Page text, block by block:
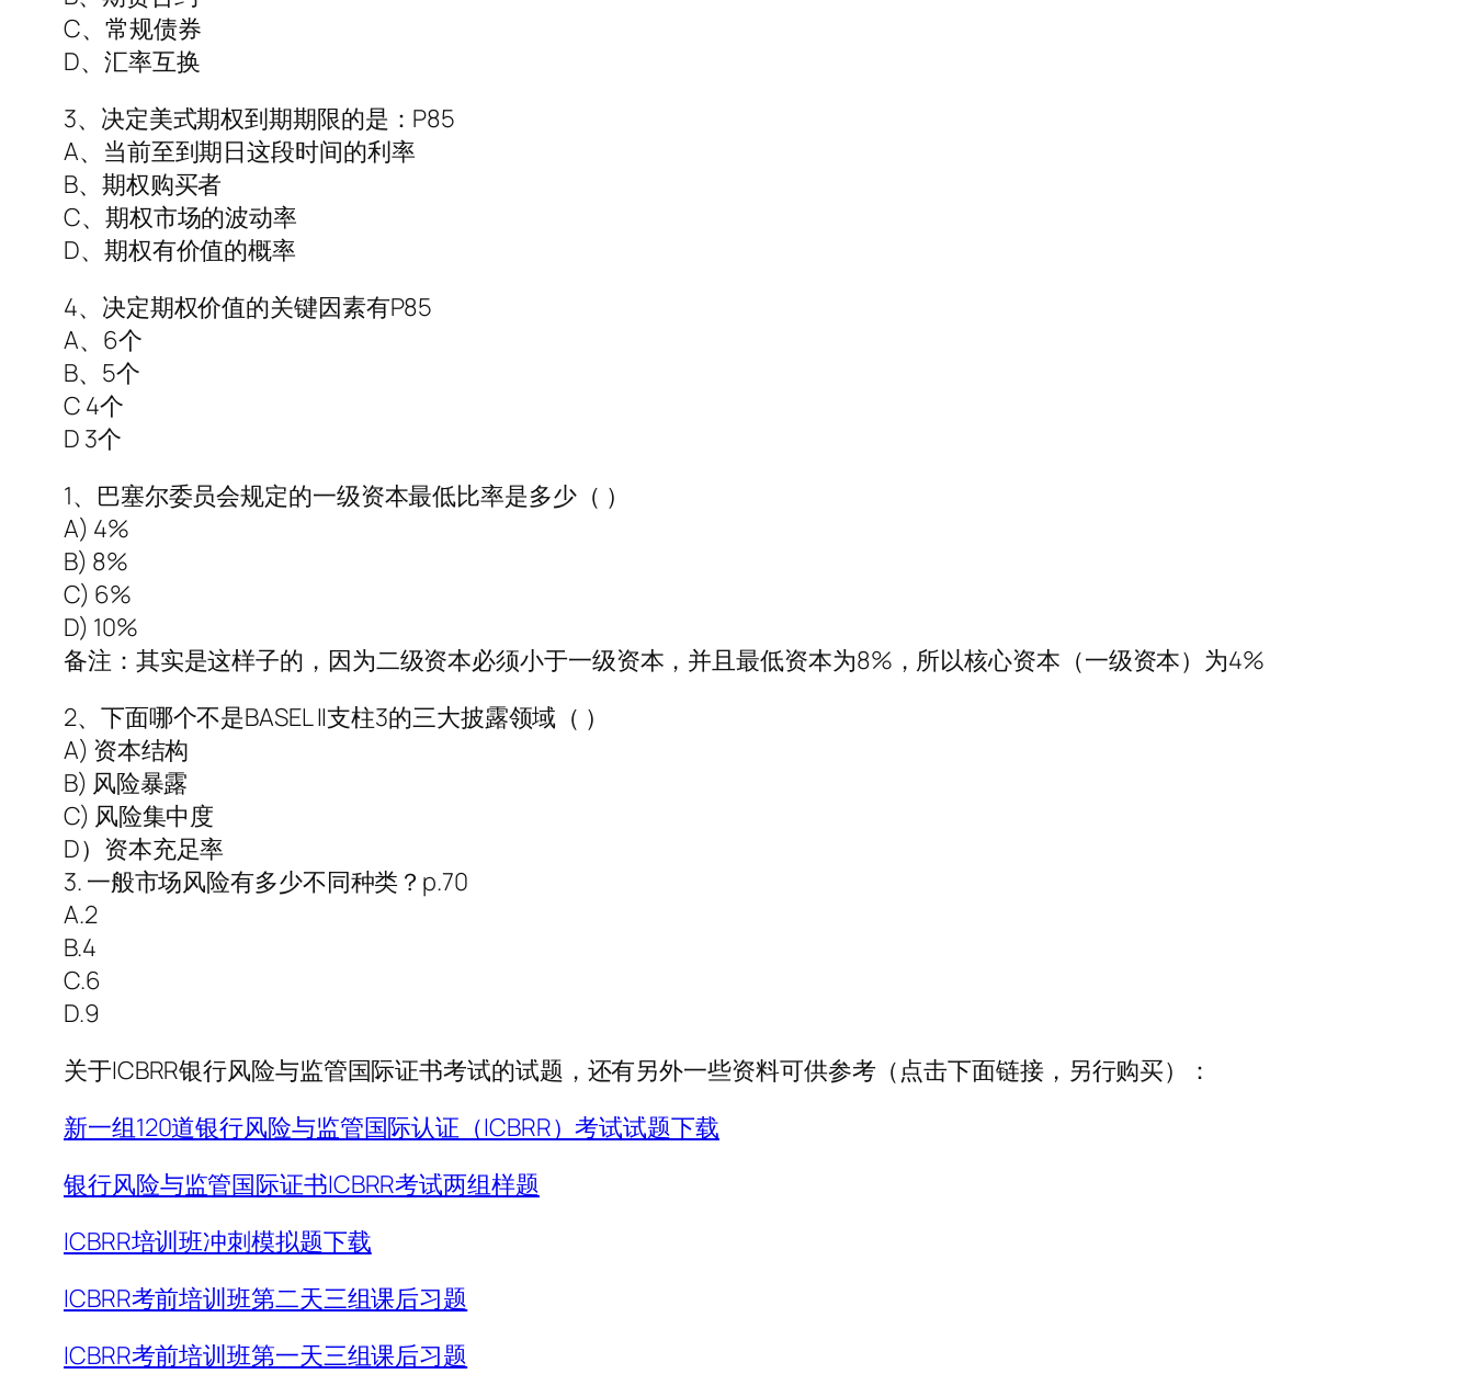
C、常规债券
D、汇率互换
3、决定美式期权到期期限的是：P85
A、当前至到期日这段时间的利率
B、期权购买者
C、期权市场的波动率
D、期权有价值的概率
4、决定期权价值的关键因素有P85
A、6个
B、5个
C 4个
D 3个
1、巴塞尔委员会规定的一级资本最低比率是多少（ ）
A) 4%
B) 8%
C) 6%
D) 10%
备注：其实是这样子的，因为二级资本必须小于一级资本，并且最低资本为8%，所以核心资本（一级资本）为4%
2、下面哪个不是BASEL II支柱3的三大披露领域（ ）
A) 资本结构
B) 风险暴露
C) 风险集中度
D）资本充足率
3. 一般市场风险有多少不同种类？p.70
A.2
B.4
C.6
D.9
关于ICBRR银行风险与监管国际证书考试的试题，还有另外一些资料可供参考（点击下面链接，另行购买）：
新一组120道银行风险与监管国际认证（ICBRR）考试试题下载
银行风险与监管国际证书ICBRR考试两组样题
ICBRR培训班冲刺模拟题下载
ICBRR考前培训班第二天三组课后习题
ICBRR考前培训班第一天三组课后习题